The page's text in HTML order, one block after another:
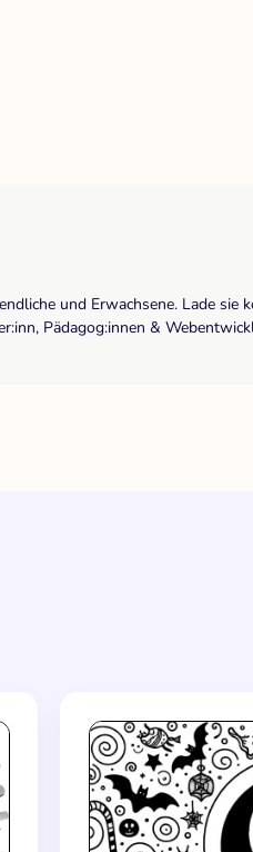
und Erwachsene. Lade
Pädagog:innen &